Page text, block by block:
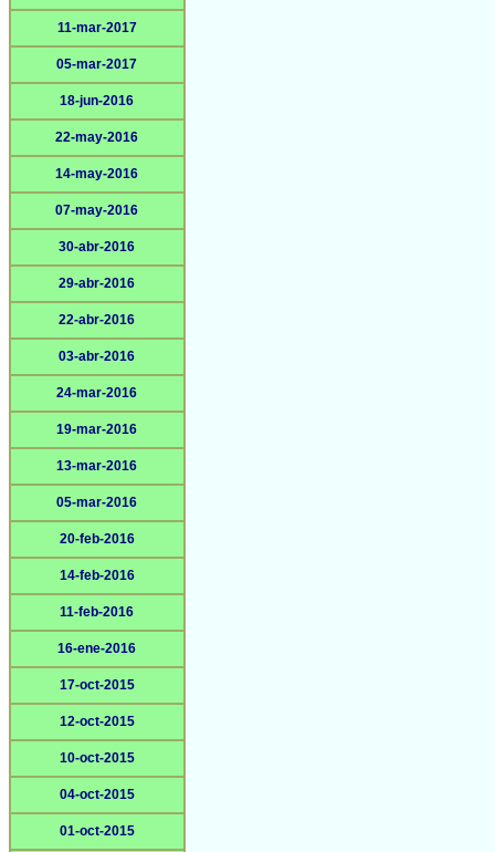
11-mar-2017
05-mar-2017
18-jun-2016
22-may-2016
14-may-2016
07-may-2016
30-abr-2016
29-abr-2016
22-abr-2016
03-abr-2016
24-mar-2016
19-mar-2016
13-mar-2016
05-mar-2016
20-feb-2016
14-feb-2016
11-feb-2016
16-ene-2016
17-oct-2015
12-oct-2015
10-oct-2015
04-oct-2015
01-oct-2015